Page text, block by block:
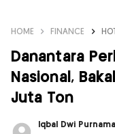
HOME FINANCE
Danantara
Nasional,
Juta Ton
Iqbal Dwi Purnama